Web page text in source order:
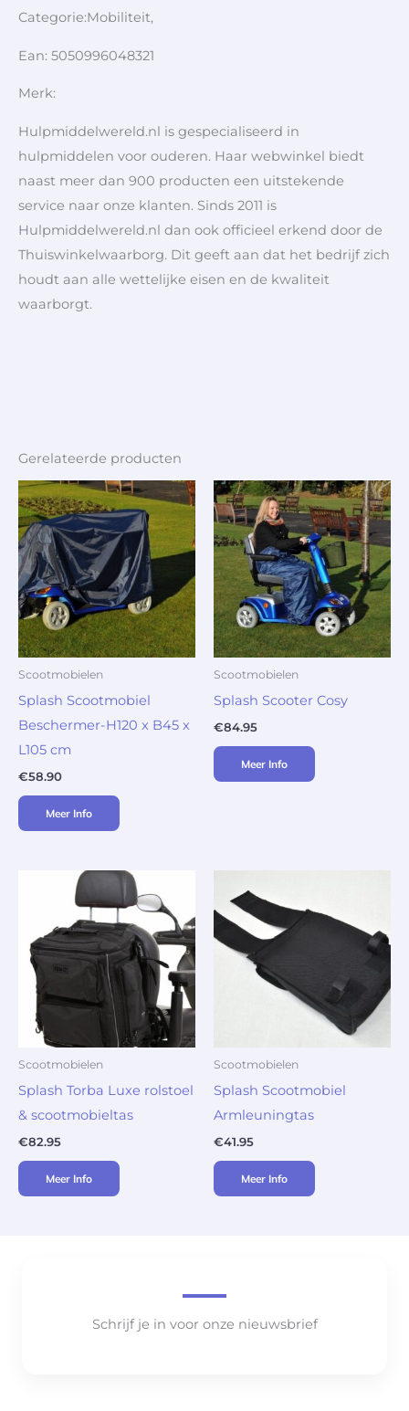
Categorie:Mobiliteit,
Ean: 5050996048321
Merk:
Hulpmiddelwereld.nl is gespecialiseerd in
hulpmiddelen voor ouderen. Haar webwinkel biedt
naast meer dan 900 producten een uitstekende
service naar onze klanten. Sinds 2011 is
Hulpmiddelwereld.nl dan ook officieel erkend door de
Thuiswinkelwaarborg. Dit geeft aan dat het bedrijf zich
houdt aan alle wettelijke eisen en de kwaliteit
waarborgt.
Gerelateerde producten
Scootmobielen
Splash Scootmobiel
Beschermer-H120 x B45 x
L105 cm
€58.90
Meer Info
Scootmobielen
Splash Scooter Cosy
€84.95
Meer Info
Scootmobielen
Splash Torba Luxe rolstoel
& scootmobieltas
€82.95
Meer Info
Scootmobielen
Splash Scootmobiel
Armleuningtas
€41.95
Meer Info
Schrijf je in voor onze nieuwsbrief